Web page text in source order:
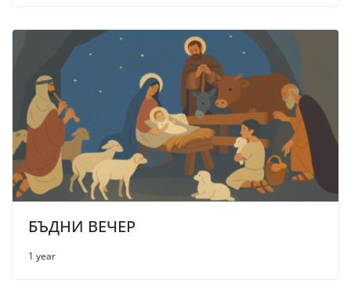
БЪДНИ ВЕЧЕР
1 year